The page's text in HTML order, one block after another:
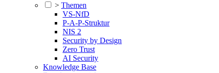
> Themen
VS-NfD
P-A-P-Struktur
NIS 2
Security by Design
Zero Trust
AI Security
Knowledge Base